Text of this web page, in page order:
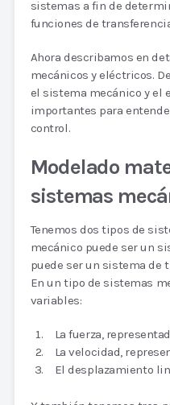
sistemas a fin de
funciones de
Ahora describamos en
mecánicos y eléctricos.
el sistema mecánico y el
importantes para
control.
Modelado
sistemas
Tenemos dos tipos de
mecánico puede ser un
puede ser un sistema de
En un tipo de sistemas
variables:
La fuerza,
La velocidad,
El desplazamiento